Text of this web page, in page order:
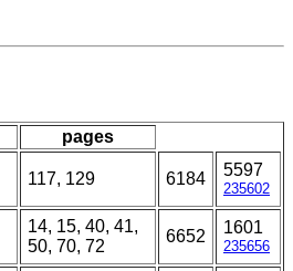
pages
117, 129 6184 5597
235602
14, 15, 40, 41,
50, 70, 72
6652 1601
235656